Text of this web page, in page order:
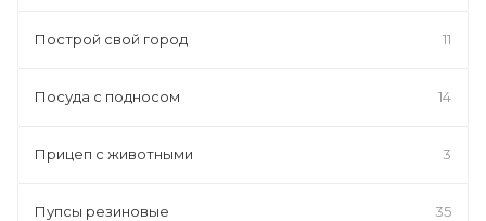
Построй свой город 11
Посуда с подносом 14
Прицеп с животными 3
Пупсы резиновые 35